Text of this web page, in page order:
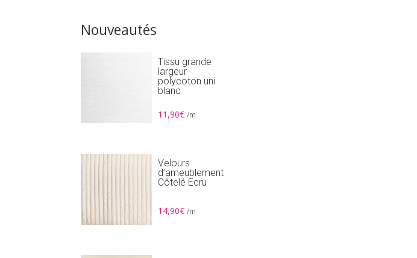
Nouveautés
Tissu grande
largeur
polycoton uni
blanc
11,90€ /m
Velours
d’ameublement
Côtelé Ecru
14,90€ /m